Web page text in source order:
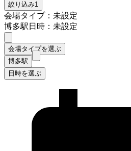
絞り込み1
会場タイプ：未設定
博多駅日時：未設定
会場タイプを選ぶ
博多駅
日時を選ぶ